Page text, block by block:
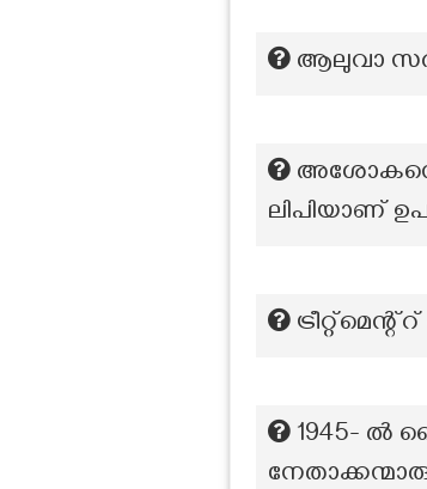
ആലുവാ
അശോകന്റെ
ലിപിയാണ്
1945- ൽ